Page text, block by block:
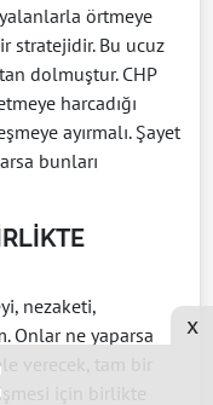
örtmeye
stratejidir. Bu ucuz
dolmuştur. CHP
harcadığı
ayırmalı. Şayet
bunları
nezaketi,
Onlar ne yaparsa
verecek, tam bir
için birlikte
x